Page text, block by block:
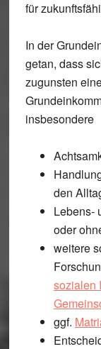
für
In der
getan, dass
zugunsten
insbesondere
den
Lebens-
oder
weitere
sozialen
ggf.